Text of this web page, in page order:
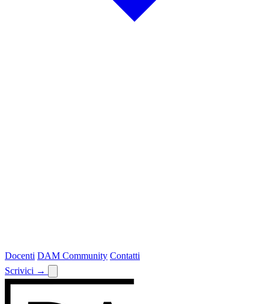
Docenti DAM Community Contatti
Scrivici →